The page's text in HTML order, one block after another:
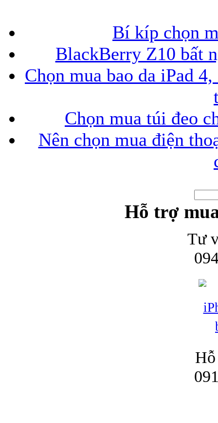
Bí kíp chọn
BlackBerry Z10 bất
Chọn mua bao da iPad
Chọn mua túi đeo
Nên chọn mua điện
Hỗ trợ
Tư